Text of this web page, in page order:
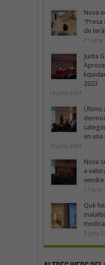
Nova
de
21 juny
Junta
2023
18 juny 2024
Últims
en
18 juny 2024
Nova
a
17 juny
Què
3 juny